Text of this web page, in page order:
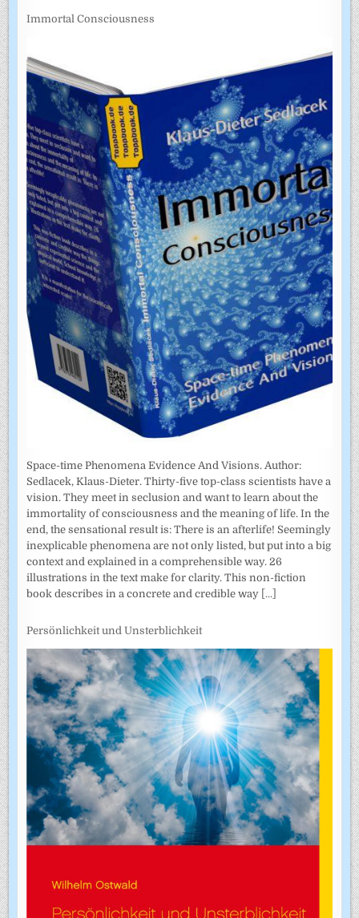
Immortal Consciousness
Space-time Phenomena Evidence And Visions. Author:
Sedlacek, Klaus-Dieter. Thirty-five top-class scientists have a
vision. They meet in seclusion and want to learn about the
immortality of consciousness and the meaning of life. In the
end, the sensational result is: There is an afterlife! Seemingly
inexplicable phenomena are not only listed, but put into a big
context and explained in a comprehensible way. 26
illustrations in the text make for clarity. This non-fiction
book describes in a concrete and credible way [...]
Persönlichkeit und Unsterblichkeit